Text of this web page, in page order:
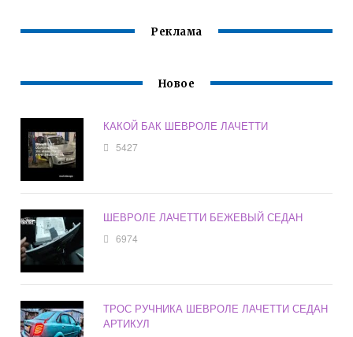
Реклама
Новое
КАКОЙ БАК ШЕВРОЛЕ ЛАЧЕТТИ
5427
ШЕВРОЛЕ ЛАЧЕТТИ БЕЖЕВЫЙ СЕДАН
6974
ТРОС РУЧНИКА ШЕВРОЛЕ ЛАЧЕТТИ СЕДАН
АРТИКУЛ